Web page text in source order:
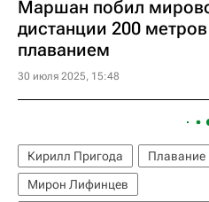
Маршан побил
дистанции 200
плаванием
30 июля 2025, 15:48
Кирилл Пригода Плавание
Мирон Лифинцев